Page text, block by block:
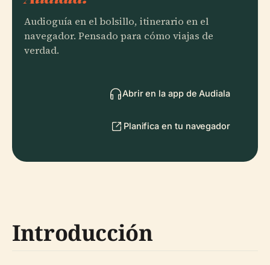
Audioguía en el bolsillo, itinerario en el
navegador. Pensado para cómo viajas de
verdad.
Abrir en la app de Audiala
Planifica en tu navegador
Introducción